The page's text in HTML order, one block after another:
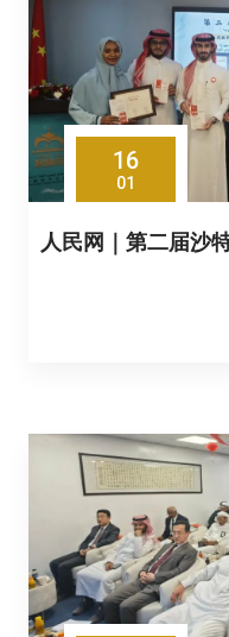
16
01
人民网｜第二届沙